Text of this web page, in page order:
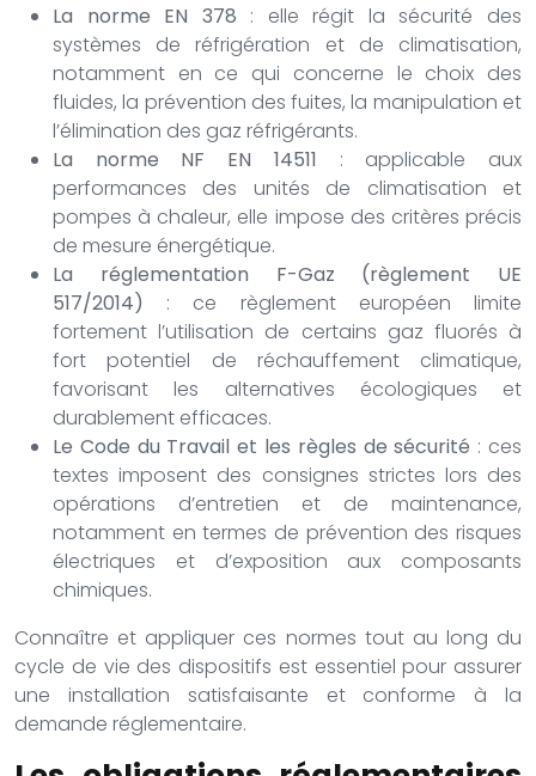
La norme EN 378 : elle régit la sécurité des
systèmes de réfrigération et de climatisation,
notamment en ce qui concerne le choix des
fluides, la prévention des fuites, la manipulation et
l’élimination des gaz réfrigérants.
La norme NF EN 14511 : applicable aux
performances des unités de climatisation et
pompes à chaleur, elle impose des critères précis
de mesure énergétique.
La réglementation F-Gaz (règlement UE
517/2014) : ce règlement européen limite
fortement l’utilisation de certains gaz fluorés à
fort potentiel de réchauffement climatique,
favorisant les alternatives écologiques et
durablement efficaces.
Le Code du Travail et les règles de sécurité : ces
textes imposent des consignes strictes lors des
opérations d’entretien et de maintenance,
notamment en termes de prévention des risques
électriques et d’exposition aux composants
chimiques.
Connaître et appliquer ces normes tout au long du
cycle de vie des dispositifs est essentiel pour assurer
une installation satisfaisante et conforme à la
demande réglementaire.